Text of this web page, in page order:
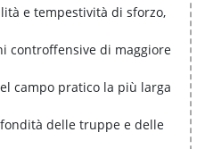
e tempestività di sforzo,
controffensive di maggiore
campo pratico la più larga
delle truppe e delle